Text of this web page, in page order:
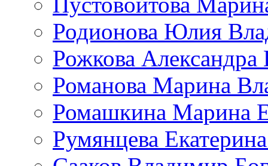
Родионова Юлия
Рожкова Александра
Романова Марина
Ромашкина Марина
Румянцева